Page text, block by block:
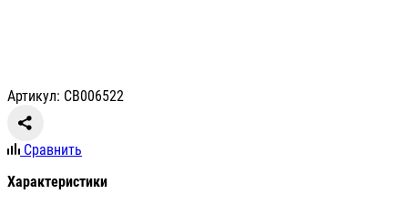
Артикул: СВ006522
Сравнить
Характеристики